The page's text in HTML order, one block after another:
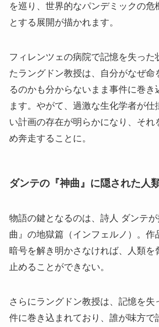
を巡り、世界的なパンデミックの危
とする展開が描かれます。
フィレンツェの病院で記憶を失った
たラングドン教授は、自分がなぜ命
るのかも分からないまま事件に巻き
ます。やがて、過激な生化学者が仕
い計画の存在が明らかになり、それ
め奔走することに。
ダンテの『神曲』に隠された人
物語の鍵となるのは、詩人 ダンテ
曲』の地獄篇（インフェルノ）。作
暗号を解き明かさなければ、人類を
止めることができない。
さらにラングドン教授は、記憶を失
件に巻き込まれており、誰が味方で